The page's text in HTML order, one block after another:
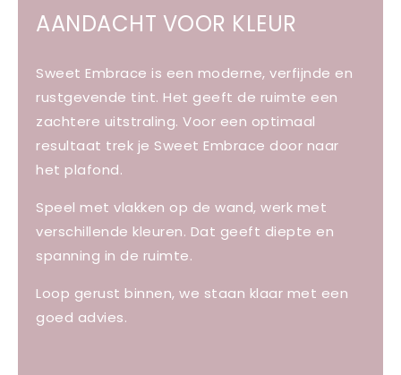
AANDACHT VOOR KLEUR
Sweet Embrace is een moderne, verfijnde en
rustgevende tint. Het geeft de ruimte een
zachtere uitstraling. Voor een optimaal
resultaat trek je Sweet Embrace door naar
het plafond.
Speel met vlakken op de wand, werk met
verschillende kleuren. Dat geeft diepte en
spanning in de ruimte.
Loop gerust binnen, we staan klaar met een
goed advies.